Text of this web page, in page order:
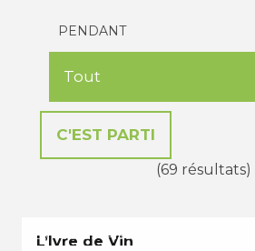
PENDANT
(69 résultats)
EN TOUTES SAISONS
L’Ivre de Vin